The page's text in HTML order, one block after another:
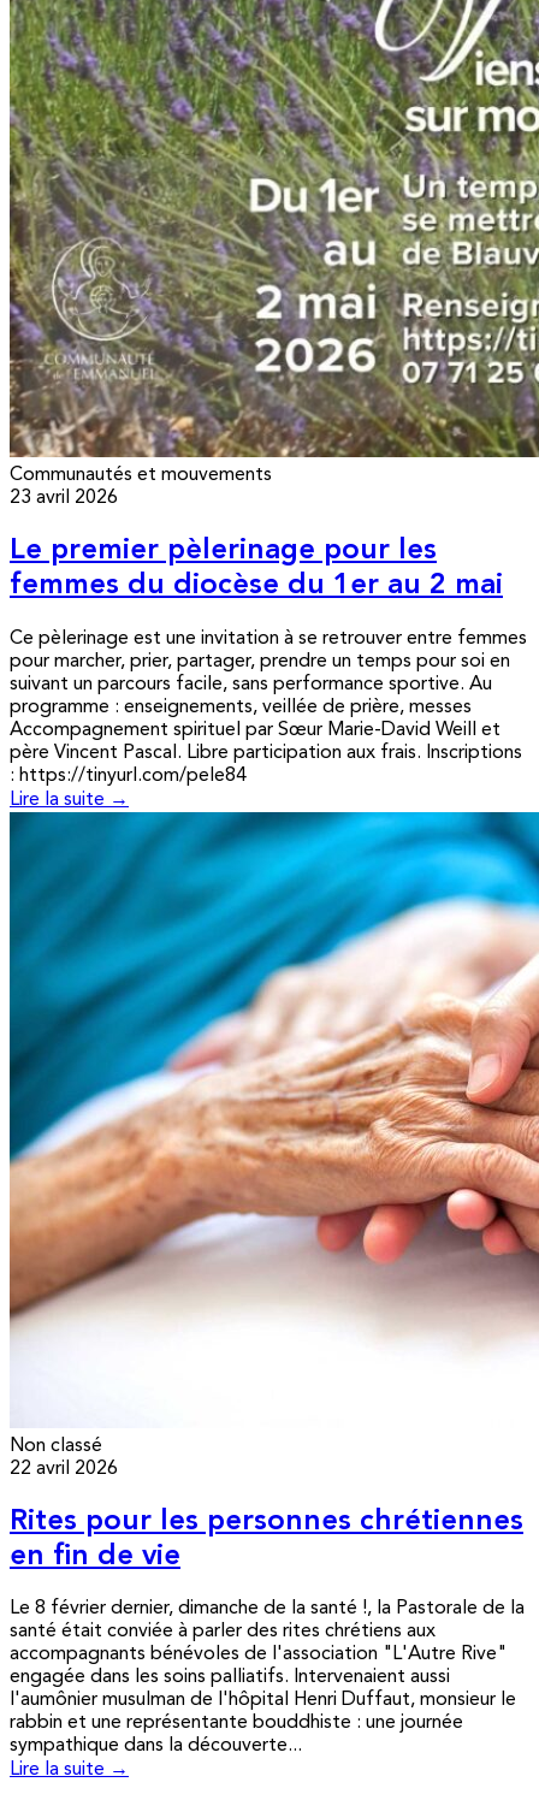
Communautés et mouvements
23 avril 2026
Le premier pèlerinage pour les
femmes du diocèse du 1er au 2 mai
Ce pèlerinage est une invitation à se retrouver entre femmes
pour marcher, prier, partager, prendre un temps pour soi en
suivant un parcours facile, sans performance sportive. Au
programme : enseignements, veillée de prière, messes
Accompagnement spirituel par Sœur Marie-David Weill et
père Vincent Pascal. Libre participation aux frais. Inscriptions
: https://tinyurl.com/pele84
Lire la suite →
Non classé
22 avril 2026
Rites pour les personnes chrétiennes
en fin de vie
Le 8 février dernier, dimanche de la santé !, la Pastorale de la
santé était conviée à parler des rites chrétiens aux
accompagnants bénévoles de l'association "L'Autre Rive"
engagée dans les soins palliatifs. Intervenaient aussi
l'aumônier musulman de l'hôpital Henri Duffaut, monsieur le
rabbin et une représentante bouddhiste : une journée
sympathique dans la découverte...
Lire la suite →